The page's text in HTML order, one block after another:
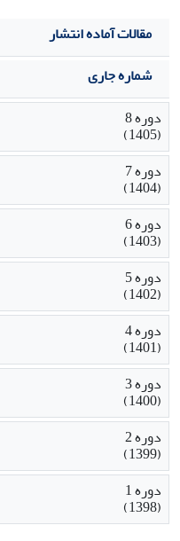
مقالات آماده انتشار
شماره جاری
دوره 8
(1405)
دوره 7
(1404)
دوره 6
(1403)
دوره 5
(1402)
دوره 4
(1401)
دوره 3
(1400)
دوره 2
(1399)
دوره 1
(1398)